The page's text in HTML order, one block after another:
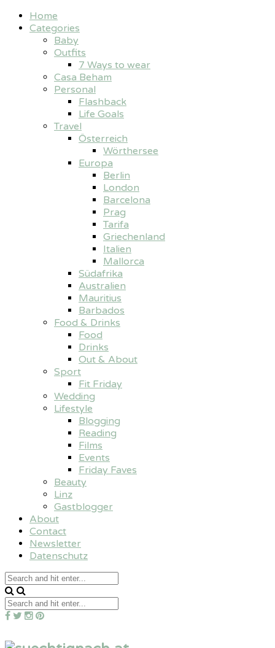
Home
Categories
Baby
Outfits
7 Ways to wear
Casa Beham
Personal
Flashback
Life Goals
Travel
Österreich
Wörthersee
Europa
Berlin
London
Barcelona
Prag
Tarifa
Griechenland
Italien
Mallorca
Südafrika
Australien
Mauritius
Barbados
Food & Drinks
Food
Drinks
Out & About
Sport
Fit Friday
Wedding
Lifestyle
Blogging
Reading
Films
Events
Friday Faves
Beauty
Linz
Gastblogger
About
Contact
Newsletter
Datenschutz